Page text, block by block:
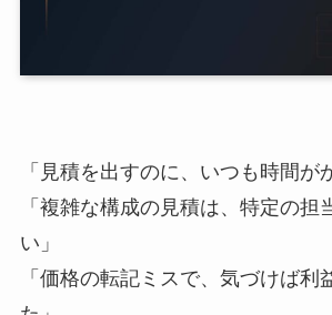
「見積を出すのに、いつも時間が
「複雑な構成の見積は、特定の担
い」
「価格の転記ミスで、気づけば利